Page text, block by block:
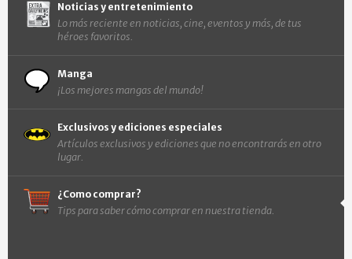
Noticias y entretenimiento
Lo más reciente en noticias, cine, eventos y más, de tus
héroes favoritos.
Manga
¡Los mejores mangas del mundo!
Exclusivos y ediciones especiales
Artículos exclusivos y ediciones que no encontrarás en otro
lugar.
¿Como comprar?
Tips para saber cómo comprar en nuestra tienda.